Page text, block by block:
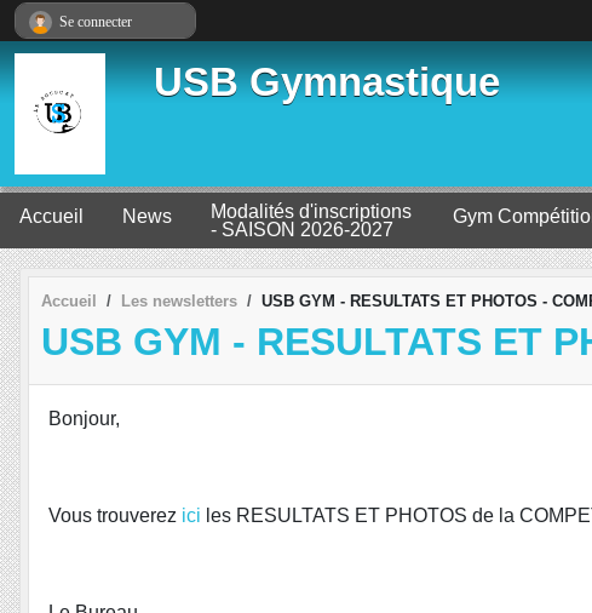
USB Gymnastique
Accueil News
Modalités d'inscriptions
- SAISON 2026-2027
Gym
Accueil Les newsletters USB GYM - RESULTATS ET PHOTOS -
USB GYM - RESULTATS ET
Bonjour,
Vous trouverez ici les RESULTATS ET PHOTOS de la
Se connecter
Panneau de gestion des cookies